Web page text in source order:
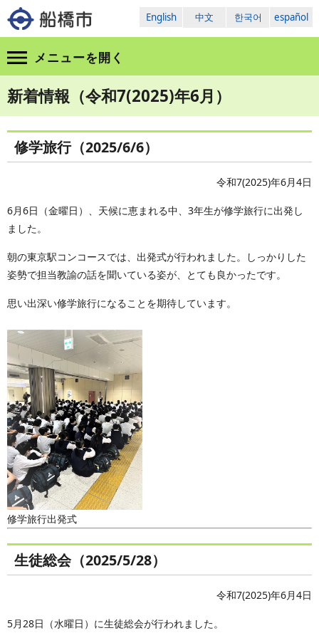
English 中文 한국어 español
メニューを開く
新着情報（令和7(2025)年6月）
修学旅行（2025/6/6）
令和7(2025)年6月4日
6月6日（金曜日）、天候に恵まれる中、3年生が修学旅行に出発し
ました。
朝の東京駅コンコースでは、出発式が行われました。しっかりした
姿勢で担当教諭の話を聞いている姿が、とても良かったです。
思い出深い修学旅行になることを期待しています。
修学旅行出発式
生徒総会（2025/5/28）
令和7(2025)年6月4日
5月28日（水曜日）に生徒総会が行われました。